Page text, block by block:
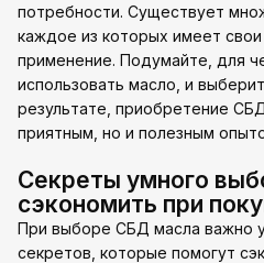
потребности. Существует
каждое из которых имеет
применение. Подумайте, для
использовать масло, и
результате, приобретение
приятным, но и полезным
Секреты умного
сэкономить при
При выборе СБД масла важно
секретов, которые помогут